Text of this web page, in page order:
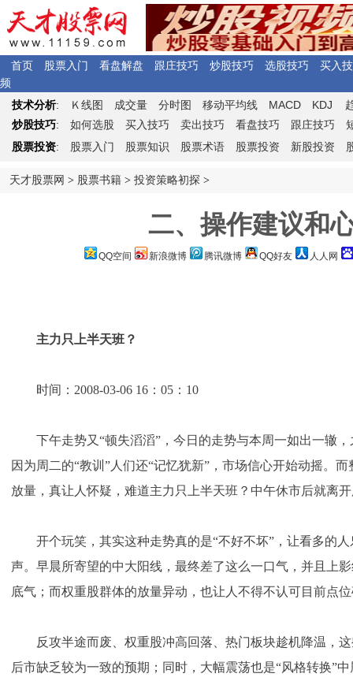
首页 股票入门 看盘解盘 跟庄技巧 炒股技巧 选股技巧
买入
频
技术分析: Ｋ 线图 成交量 分时图 移动平均线 MACD KDJ
炒股技巧: 如何选股 买入技巧 卖出技巧 看盘技巧 跟庄技巧
股票投资: 股票入门 股票知识 股票术语 股票投资 新股投资
天才股票网 > 股票书籍 > 投资策略初探 >
二、操作建议和
QQ空间 新浪微博 腾讯微博 QQ好友 人人网
主力只上半天班？
时间：2008-03-06 16：05：10
下午走势又“顿失滔滔”，今日的走势与本周一如出一辙，
因为周二的“教训”人们还“记忆犹新”，市场信心开始动摇。
放量，真让人怀疑，难道主力只上半天班？中午休市后就离
开个玩笑，其实这种走势真的是“不好不坏”，让看多的人
声。早晨所寄望的中大阳线，最终差了这么一口气，并且上
底气；而权重股群体的放量异动，也让人不得不认可目前点
反攻半途而废、权重股冲高回落、热门板块趁机降温，这
后市缺乏较为一致的预期；同时，大幅震荡也是“风格转换”